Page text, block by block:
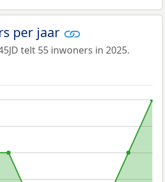
per jaar
telt 55 inwoners in 2025.